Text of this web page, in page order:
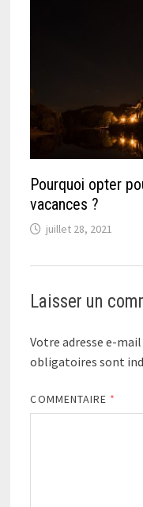
Pourquoi opter
vacances ?
juillet 28, 2021
Laisser un
Votre adresse e-
obligatoires sont
COMMENTAIRE *